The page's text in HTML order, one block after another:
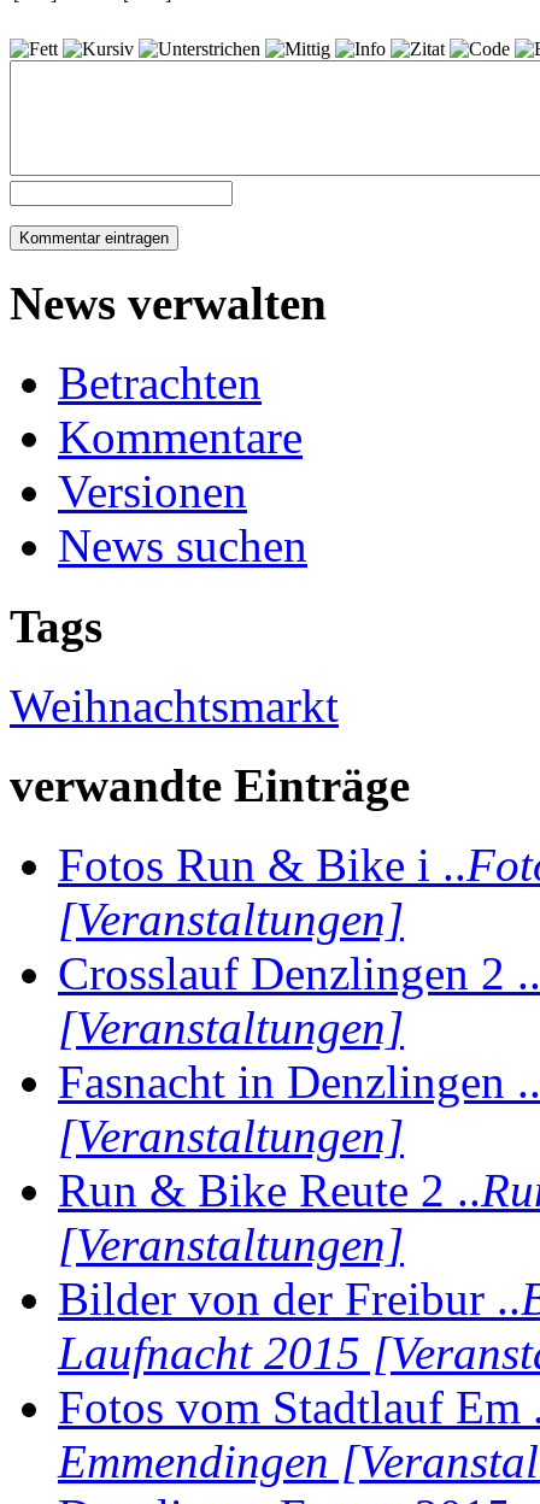
News verwalten
Betrachten
Kommentare
Versionen
News suchen
Tags
Weihnachtsmarkt
verwandte Einträge
Fotos Run & Bike i ..
[Veranstaltungen]
Crosslauf Denzlingen 2 ..
[Veranstaltungen]
Fasnacht in Denzlingen ..
[Veranstaltungen]
Run & Bike Reute 2 ..
[Veranstaltungen]
Bilder von der Freibur ..
Laufnacht 2015
Fotos vom Stadtlauf Em
Emmendingen